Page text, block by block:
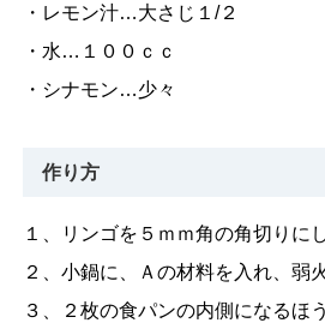
・レモン汁…大さじ１/２
・水…１００ｃｃ
・シナモン…少々
作り方
１、リンゴを５ｍｍ角の角切りに
２、小鍋に、Ａの材料を入れ、弱
３、２枚の食パンの内側になるほ